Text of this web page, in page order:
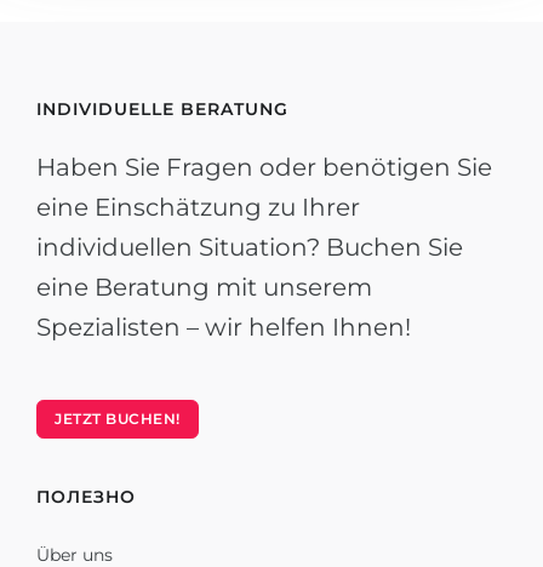
INDIVIDUELLE BERATUNG
Haben Sie Fragen oder benötigen Sie
eine Einschätzung zu Ihrer
individuellen Situation? Buchen Sie
eine Beratung mit unserem
Spezialisten – wir helfen Ihnen!
JETZT BUCHEN!
ПОЛЕЗНО
Über uns